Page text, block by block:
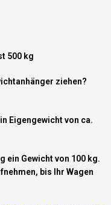
500 kg
ziehen?
Eigengewicht von ca.
ein Gewicht von 100 kg.
bis Ihr Wagen